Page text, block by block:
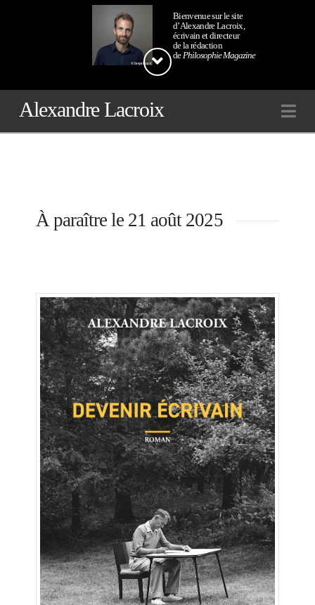
Bienvenue sur le site
d’Alexandre Lacroix,
écrivain et directeur
de la rédaction
dePhilosophie Magazine
Alexandre Lacroix
À paraître le 21 août 2025